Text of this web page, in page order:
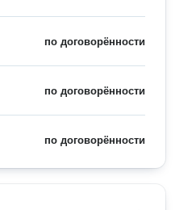
по договорённости
по договорённости
по договорённости